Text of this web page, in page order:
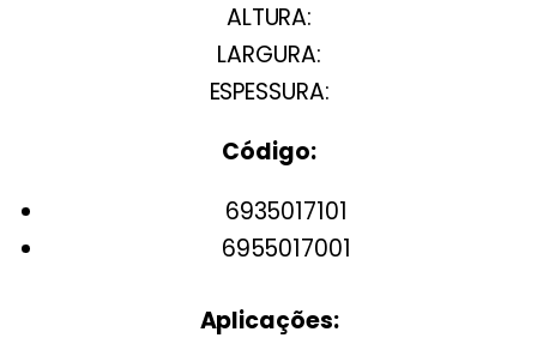
ALTURA:
LARGURA:
ESPESSURA:
Código:
6935017101
6955017001
Aplicações: